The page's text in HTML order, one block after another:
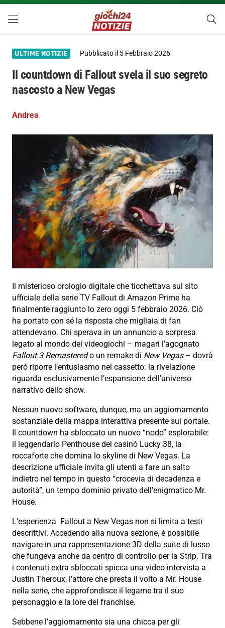
ULTIME NOTIZIE Pubblicato il 5 Febbraio 2026
Il countdown di Fallout svela il suo segreto
nascosto a New Vegas
Andrea
Il misterioso orologio digitale che ticchettava sul sito
ufficiale della serie TV Fallout di Amazon Prime ha
finalmente raggiunto lo zero oggi 5 febbraio 2026. Ciò
ha portato con sé la risposta che migliaia di fan
attendevano. Chi sperava in un annuncio a sorpresa
legato al mondo dei videogiochi – magari l’agognato
Fallout 3 Remasteredo un remake di New Vegas– dovrà
però riporre l’entusiasmo nel cassetto: la rivelazione
riguarda esclusivamente l’espansione dell’universo
narrativo dello show.
Nessun nuovo software, dunque, ma un aggiornamento
sostanziale della mappa interattiva presente sul portale.
Il countdown ha sbloccato un nuovo “nodo” esplorabile:
il leggendario Penthouse del casinò Lucky 38, la
roccaforte che domina lo skyline di New Vegas. La
descrizione ufficiale invita gli utenti a fare un salto
indietro nel tempo in questo “crocevia di decadenza e
autorità”, un tempo dominio privato dell’enigmatico Mr.
House.
L’esperienza Fallout a New Vegas non si limita a testi
descrittivi. Accedendo alla nuova sezione, è possibile
navigare in una rappresentazione 3D della suite di lusso
che fungeva anche da centro di controllo per la Strip. Tra
i contenuti extra sbloccati spicca una video-intervista a
Justin Theroux, l’attore che presta il volto a Mr. House
nella serie, che approfondisce il legame tra il suo
personaggio e la lore del franchise.
Sebbene l’aggiornamento sia una chicca per gli